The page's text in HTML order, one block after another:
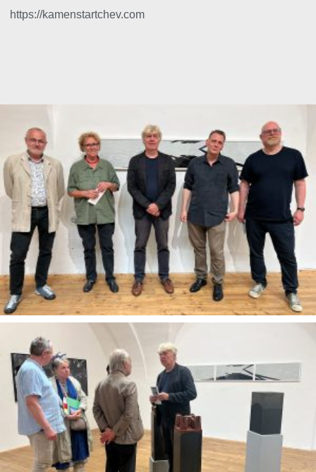
https://kamenstartchev.com